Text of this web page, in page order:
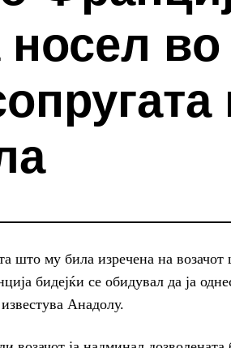
носел во
му била изречена на возачот
бидејќи се обидувал да ја
Анадолу.